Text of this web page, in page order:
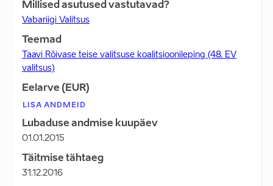
Millised asutused vastutavad?
Vabariigi Valitsus
Teemad
Taavi Rõivase teise valitsuse koalitsioonileping (48. EV
valitsus)
Eelarve (EUR)
LISA ANDMEID
Lubaduse andmise kuupäev
01.01.2015
Täitmise tähtaeg
31.12.2016